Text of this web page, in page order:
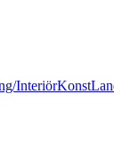
InteriörKonst